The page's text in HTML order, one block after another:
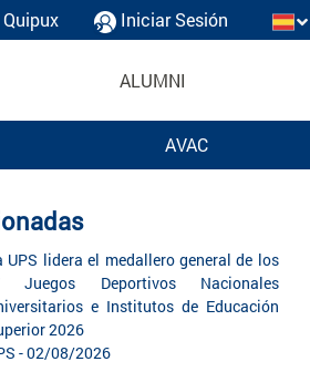
Quipux Iniciar Sesión
ALUMNI
AVAC
UPS lidera el medallero general de los
Juegos Deportivos Nacionales
e Institutos de Educación
2026
- 02/08/2026